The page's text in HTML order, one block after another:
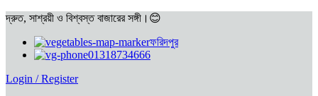
দ্রুত, সাশ্রয়ী ও বিশ্বস্ত বাজারের সঙ্গী।😊
ফরিদপুর
01318734666
Login / Register